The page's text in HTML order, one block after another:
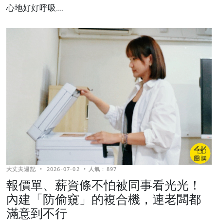
心地好好呼吸....
大丈夫週記 • 2026-07-02 • 人氣 : 897
報價單、薪資條不怕被同事看光光！
內建「防偷窺」的複合機，連老闆都
滿意到不行